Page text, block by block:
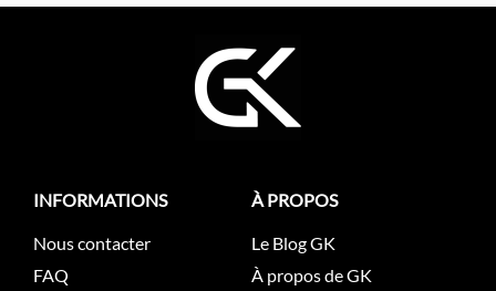
INFORMATIONS
Nous contacter
FAQ
À PROPOS
Le Blog GK
À propos de GK